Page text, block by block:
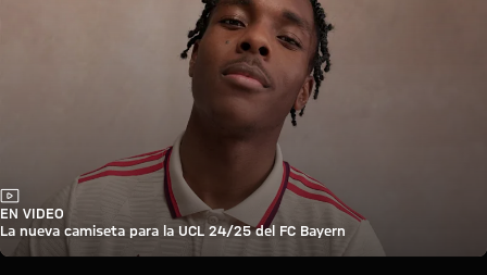
Vídeo
EN VIDEO
La nueva camiseta para la UCL 24/25 del FC Bayern